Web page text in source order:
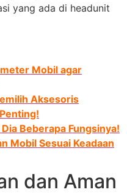
yang ada di headunit
Mobil agar
Aksesoris
Beberapa Fungsinya!
Mobil Sesuai Keadaan
dan Aman